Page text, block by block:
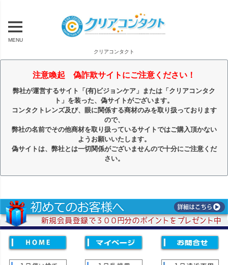
MENU
クリアコンタクト
注意喚起 偽詐欺サイトにご注意ください！
弊社が運営するサイト「(有)ビジョンケア」または「クリアコンタク
ト」を装った、偽サイトがございます。
コンタクトレンズ及び、眼に関係する商材のみを取り扱っております
ので、
弊社の名前でその他商材を取り扱っているサイトではご購入頂かない
ようお願いいたします。
偽サイトは、弊社とは一切関係がございませんので十分にご注意くだ
さい。
価格
〜